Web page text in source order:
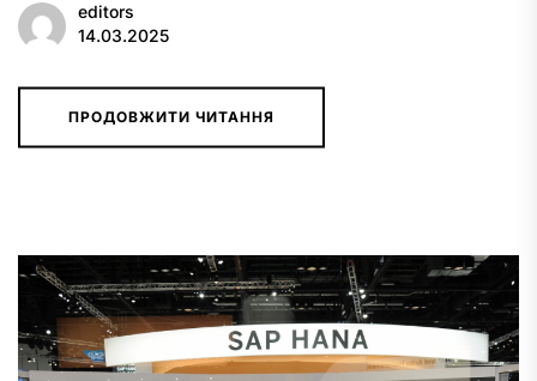
editors
14.03.2025
ПРОДОВЖИТИ ЧИТАННЯ